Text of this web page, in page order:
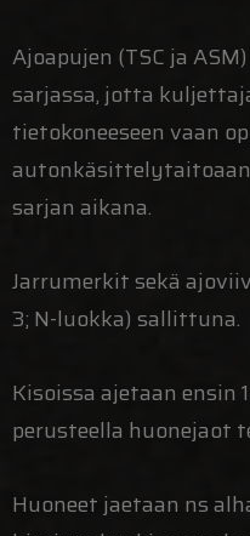
Ajoapujen (TSC ja
sarjassa, jotta
tietokoneeseen vaan
sarjan aikana.
Jarrumerkit sekä
3; N-luokka) sallittuna.
Kisoissa ajetaan ensin
perusteella huonejaot
Huoneet jaetaan ns